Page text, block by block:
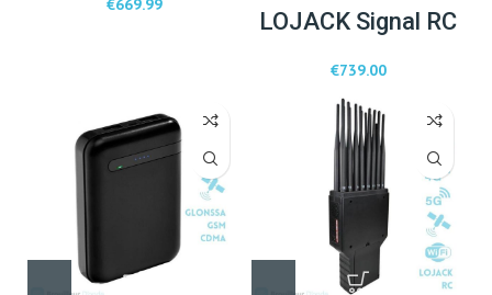
€669.99
LOJACK Signal RC
€739.00